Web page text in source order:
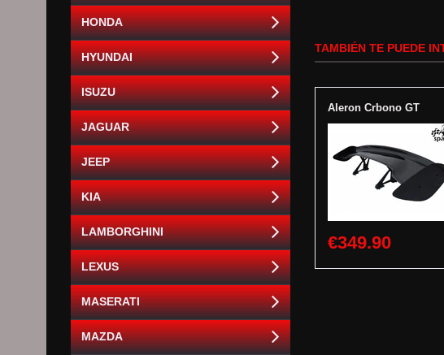
TAMBIÉN TE PUEDE
Aleron Crbono GT
€349.90
HONDA
HYUNDAI
ISUZU
JAGUAR
JEEP
KIA
LAMBORGHINI
LEXUS
MASERATI
MAZDA